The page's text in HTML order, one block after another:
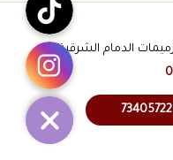
انستقرام